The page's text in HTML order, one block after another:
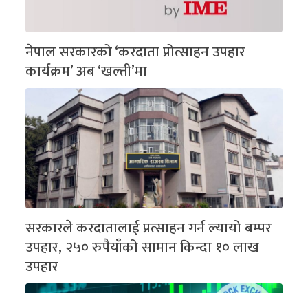
नेपाल सरकारको ‘करदाता प्रोत्साहन उपहार
कार्यक्रम’ अब ‘खल्ती’मा
सरकारले करदातालाई प्रत्साहन गर्न ल्यायो बम्पर
उपहार, २५० रुपैयाँको सामान किन्दा १० लाख
उपहार